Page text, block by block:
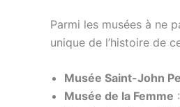
Parmi les musées à ne
unique de l’histoire de
Musée Saint-John
Musée de la Femme